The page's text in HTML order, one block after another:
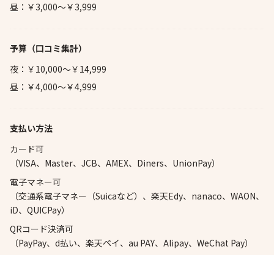
昼：￥3,000～￥3,999
予算 （口コミ集計）
夜：￥10,000～￥14,999
昼：￥4,000～￥4,999
支払い方法
カード可
（VISA、Master、JCB、AMEX、Diners、UnionPay）
電子マネー可
（交通系電子マネー（Suicaなど）、楽天Edy、nanaco、WAON、
iD、QUICPay）
QRコード決済可
（PayPay、d払い、楽天ペイ、au PAY、Alipay、WeChat Pay）